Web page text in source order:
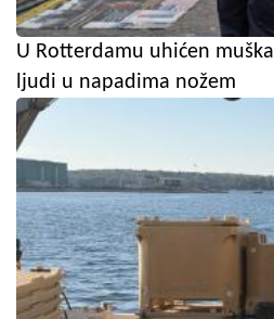
U Rotterdamu uhićen
ljudi u napadima nožem